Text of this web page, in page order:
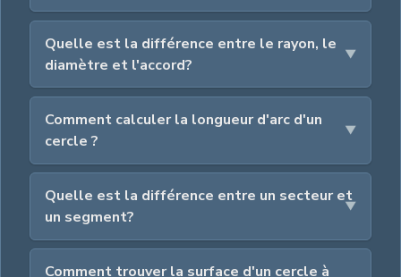
Quelle est la différence entre le rayon, le
diamètre et l'accord?
Comment calculer la longueur d'arc d'un
cercle ?
Quelle est la différence entre un secteur et
un segment?
Comment trouver la surface d'un cercle à